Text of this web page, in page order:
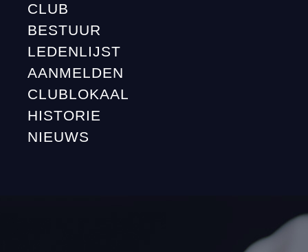
CLUB
BESTUUR
LEDENLIJST
AANMELDEN
CLUBLOKAAL
HISTORIE
NIEUWS